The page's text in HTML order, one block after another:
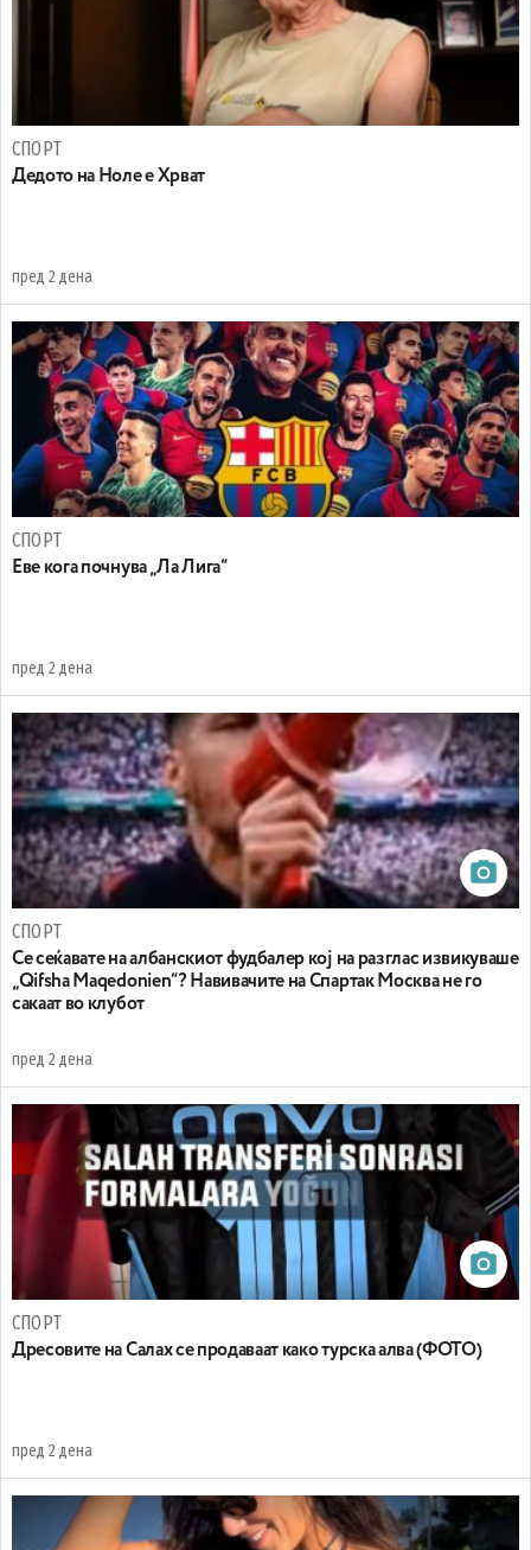
СПОРТ
Дедото на Ноле е Хрват
пред 2 дена
СПОРТ
Еве кога почнува „Ла Лига“
пред 2 дена
СПОРТ
Се сеќавате на албанскиот фудбалер кој на разглас извикуваше
„Qifsha Maqedonien“? Навивачите на Спартак Москва не го
сакаат во клубот
пред 2 дена
СПОРТ
Дресовите на Салах се продаваат како турска алва (ФОТО)
пред 2 дена